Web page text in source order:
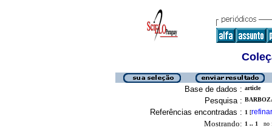
Base de dados : article
Pesquisa :
Referências encontradas : 1 [refinar
Mostrando: 1 .. 1 no